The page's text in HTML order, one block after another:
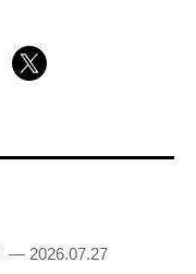
— 2026.07.27